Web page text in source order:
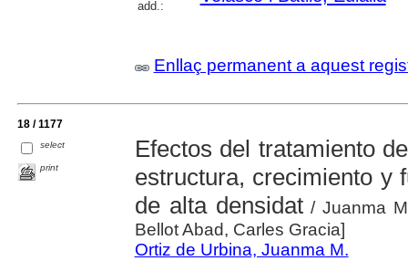
add.:
Enllaç permanent a aquest
18 / 1177
select
print
Efectos del tratamiento
estructura, crecimiento y
de alta densidat/ Juanma
Bellot Abad, Carles Gracia]
Ortiz de Urbina, Juanma M.